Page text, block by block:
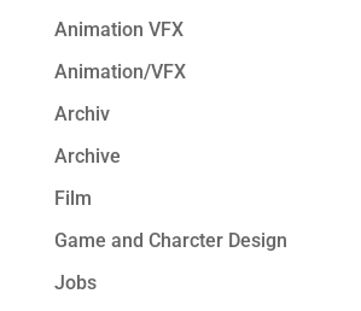
Animation VFX
Animation/VFX
Archiv
Archive
Film
Game and Charcter Design
Jobs